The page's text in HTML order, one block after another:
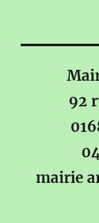
92
mairie